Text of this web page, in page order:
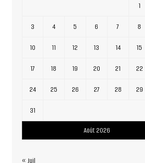
Août 2026
1
3 4 5 6 7 8
10 11 12 13 14 15
17 18 19 20 21 22
24 25 26 27 28 29
31